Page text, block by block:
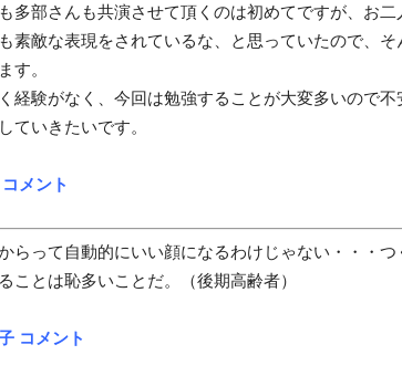
多部さんも共演させて頂くのは初めてですが、お
素敵な表現をされているな、と思っていたので、
す。
経験がなく、今回は勉強することが大変多いので
ていきたいです。
メント
らって自動的にいい顔になるわけじゃない・・・つ
ことは恥多いことだ。（後期高齢者）
コメント